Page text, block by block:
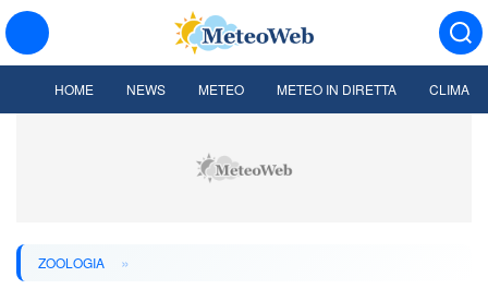
HOME NEWS METEO METEO IN DIRETTA CLIMA
ZOOLOGIA »